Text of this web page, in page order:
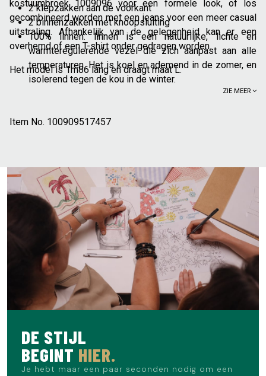
2 klepzakken aan de voorkant
2 binnenzakken met knoopsluiting
100% linnen: linnen is een natuurlijke, lichte en
warmteregulerende vezel die zich aanpast aan alle
temperaturen. Het is koel en ademend in de zomer, en
isolerend tegen de kou in de winter.
kostuumbroek 1009096 voor een formele look, of los
gecombineerd worden met een jeans voor een meer casual
uitstraling. Afhankelijk van de gelegenheid kan er een
overhemd of een T-shirt onder gedragen worden.
Het model is 1m86 lang en draagt maat L.
ZIE MEER
Item No. 100909517457
DE STIJL
BEGINT HIER.
Je hebt maar een paar seconden nodig om een